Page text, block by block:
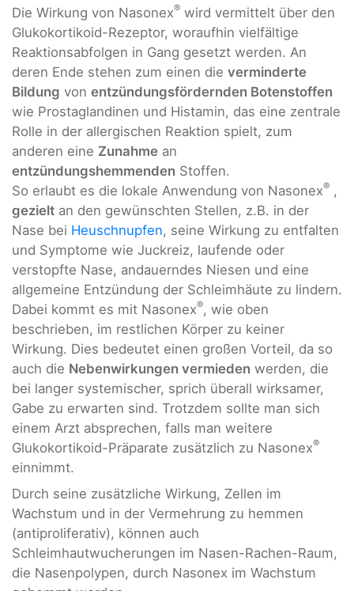
Die Wirkung von Nasonex® wird vermittelt über den
Glukokortikoid-Rezeptor, woraufhin vielfältige
Reaktionsabfolgen in Gang gesetzt werden. An
deren Ende stehen zum einen die verminderte
Bildung von entzündungsfördernden Botenstoffen
wie Prostaglandinen und Histamin, das eine zentrale
Rolle in der allergischen Reaktion spielt, zum
anderen eine Zunahme an
entzündungshemmenden Stoffen.
So erlaubt es die lokale Anwendung von Nasonex® ,
gezielt an den gewünschten Stellen, z.B. in der
Nase bei Heuschnupfen, seine Wirkung zu entfalten
und Symptome wie Juckreiz, laufende oder
verstopfte Nase, andauerndes Niesen und eine
allgemeine Entzündung der Schleimhäute zu lindern.
Dabei kommt es mit Nasonex®, wie oben
beschrieben, im restlichen Körper zu keiner
Wirkung. Dies bedeutet einen großen Vorteil, da so
auch die Nebenwirkungen vermieden werden, die
bei langer systemischer, sprich überall wirksamer,
Gabe zu erwarten sind. Trotzdem sollte man sich
einem Arzt absprechen, falls man weitere
Glukokortikoid-Präparate zusätzlich zu Nasonex®
einnimmt.
Durch seine zusätzliche Wirkung, Zellen im
Wachstum und in der Vermehrung zu hemmen
(antiproliferativ), können auch
Schleimhautwucherungen im Nasen-Rachen-Raum,
die Nasenpolypen, durch Nasonex im Wachstum